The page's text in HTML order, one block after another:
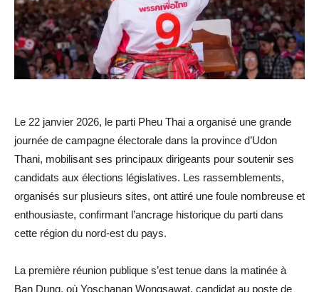
Le 22 janvier 2026, le parti Pheu Thai a organisé une grande
journée de campagne électorale dans la province d’Udon
Thani, mobilisant ses principaux dirigeants pour soutenir ses
candidats aux élections législatives. Les rassemblements,
organisés sur plusieurs sites, ont attiré une foule nombreuse et
enthousiaste, confirmant l’ancrage historique du parti dans
cette région du nord-est du pays.
La première réunion publique s’est tenue dans la matinée à
Ban Dung, où Yoschanan Wongsawat, candidat au poste de